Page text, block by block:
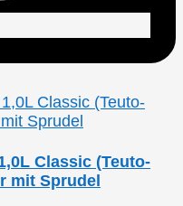
Classic (Teuto-
mit Sprudel